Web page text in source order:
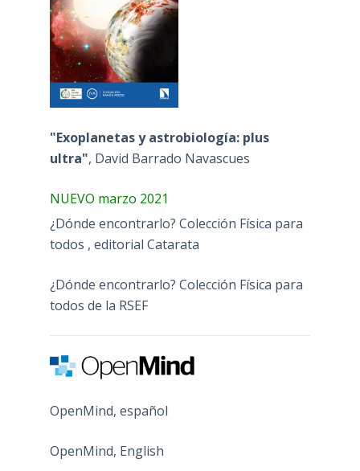
"Exoplanetas y astrobiología: plus
ultra", David Barrado Navascues
NUEVO marzo 2021
¿Dónde encontrarlo? Colección Física para
todos , editorial Catarata
¿Dónde encontrarlo? Colección Física para
todos de la RSEF
OpenMind, español
OpenMind, English